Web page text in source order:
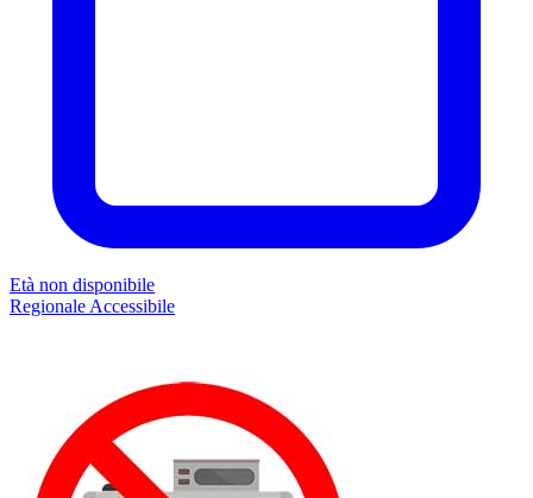
Età non disponibile
Regionale Accessibile